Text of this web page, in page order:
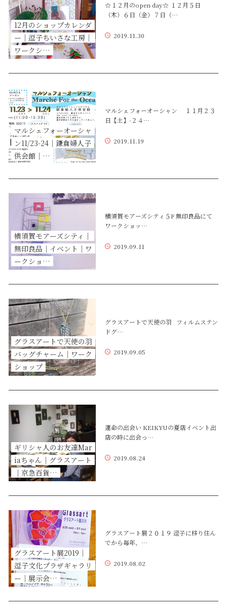
12月のショップカレンダ
ー｜逗子ちいさな工房｜
ワークシ…
☆１２月のopen day☆ １２月５日
（木）６日（金）７日（…
2019.11.30
マルシェフォーオーシャ
ン11/23-24｜鎌倉婦人子
供会館｜…
マルシェフォーオーシャン １１月２３
日【土】-２４…
2019.11.19
横須賀モアーズシティ｜
無印良品｜イベント｜ワ
ークショ…
横須賀モアーズシティ５F 無印良品にて
ワークショッ…
2019.09.11
グラスアートで天使の羽
バッグチャーム｜ワーク
ショップ
グラスアートで天使の羽 フィルムステン
ドグ…
2019.09.05
ギリシャ人のお友達Mar
iaちゃん｜グラスアート
｜京急百貨…
運命の出会い KEIKYUの夏店イベント出
店の時に出会っ…
2019.08.24
グラスアート展2019｜
逗子文化プラザギャラリ
ー｜展示会…
グラスアート展２０１９ 逗子に移り住ん
でから毎年、…
2019.08.02